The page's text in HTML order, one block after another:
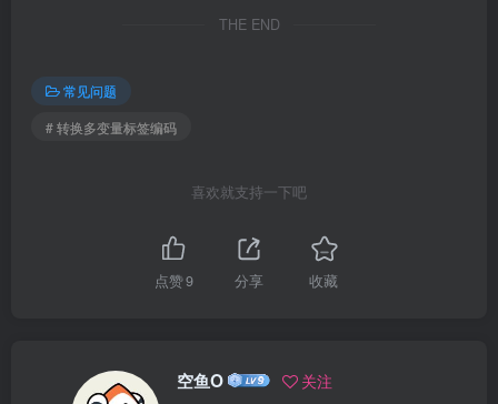
THE END
常见问题
# 转换多变量标签编码
喜欢就支持一下吧
点赞9 分享 收藏
空鱼O 关注